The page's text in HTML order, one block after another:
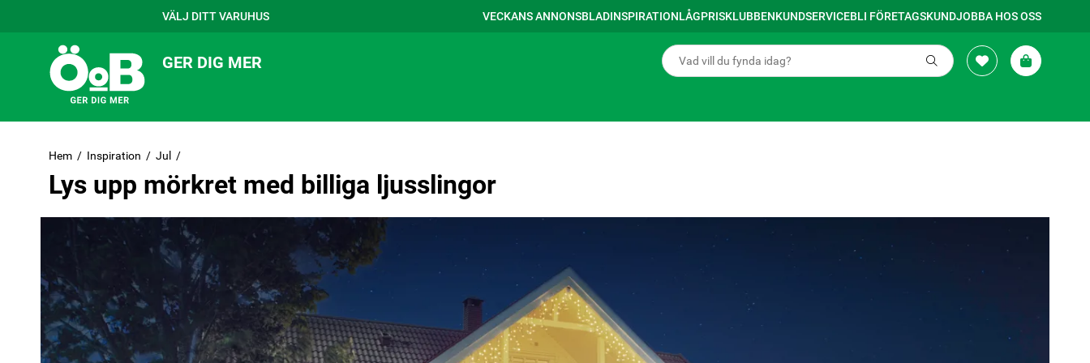
VÄLJ DITT VARUHUS VECKANS ANNONSBLADINSPIRATIONLÅGPRISKLUBBENKUNDSERVICEBLI FÖRETAGSKUNDJOBBA HOS OSS
GER DIG MER
Hem Inspiration Jul
Lys upp mörkret med billiga ljusslingor